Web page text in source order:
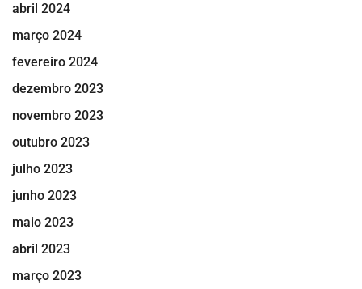
abril 2024
março 2024
fevereiro 2024
dezembro 2023
novembro 2023
outubro 2023
julho 2023
junho 2023
maio 2023
abril 2023
março 2023